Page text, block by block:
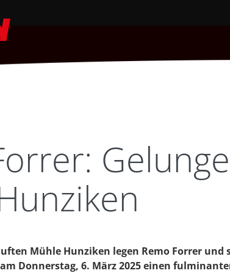
Mühle Hunziken legen Remo Forrer und
Donnerstag, 6. März 2025 einen